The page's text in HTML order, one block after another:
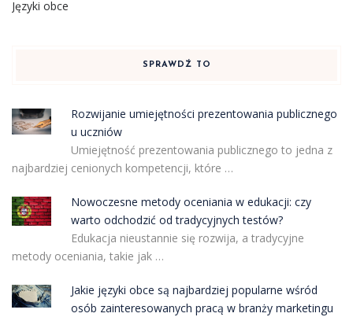
Języki obce
SPRAWDŹ TO
Rozwijanie umiejętności prezentowania publicznego
u uczniów
Umiejętność prezentowania publicznego to jedna z
najbardziej cenionych kompetencji, które …
Nowoczesne metody oceniania w edukacji: czy
warto odchodzić od tradycyjnych testów?
Edukacja nieustannie się rozwija, a tradycyjne
metody oceniania, takie jak …
Jakie języki obce są najbardziej popularne wśród
osób zainteresowanych pracą w branży marketingu